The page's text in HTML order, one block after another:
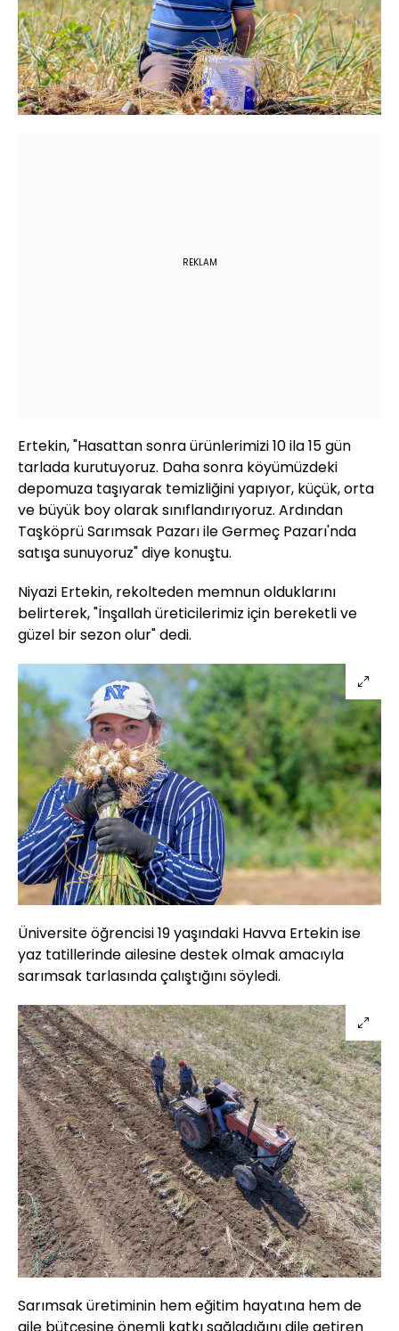
REKLAM
Ertekin, "Hasattan sonra ürünlerimizi 10 ila 15 gün
tarlada kurutuyoruz. Daha sonra köyümüzdeki
depomuza taşıyarak temizliğini yapıyor, küçük, orta
ve büyük boy olarak sınıflandırıyoruz. Ardından
Taşköprü Sarımsak Pazarı ile Germeç Pazarı'nda
satışa sunuyoruz" diye konuştu.
Niyazi Ertekin, rekolteden memnun olduklarını
belirterek, "İnşallah üreticilerimiz için bereketli ve
güzel bir sezon olur" dedi.
Üniversite öğrencisi 19 yaşındaki Havva Ertekin ise
yaz tatillerinde ailesine destek olmak amacıyla
sarımsak tarlasında çalıştığını söyledi.
Sarımsak üretiminin hem eğitim hayatına hem de